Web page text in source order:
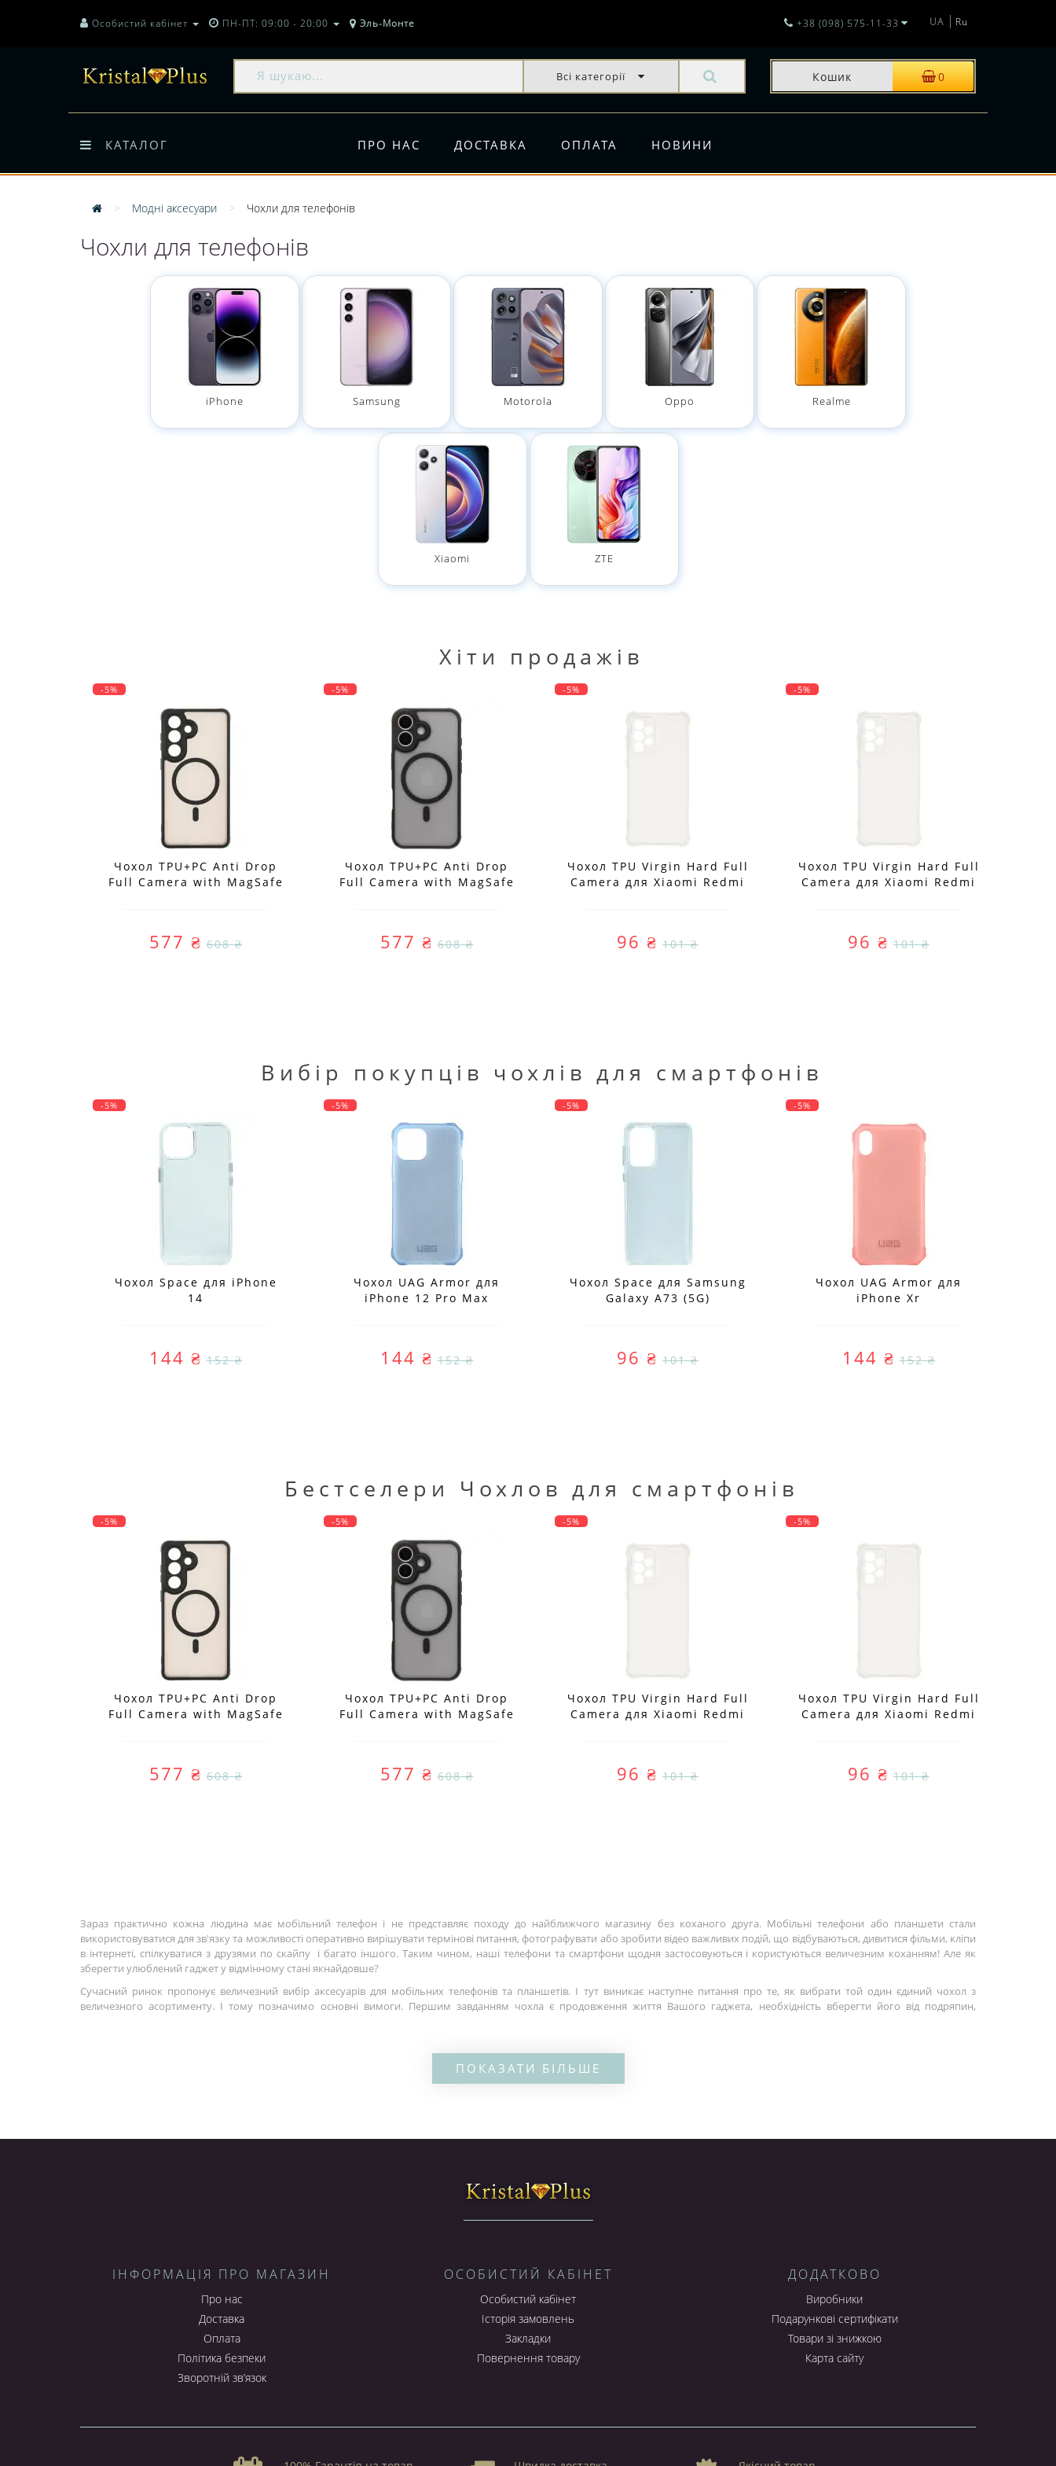
Особистий кабінет ПН-ПТ: 09:00 - 20:00 Эль-Монте +38 (098) 575-11-33 UA Ru
Всі категорії Кошик 0
КАТАЛОГ ПРО НАС ДОСТАВКА ОПЛАТА НОВИНИ
Модні аксесуари Чохли для телефонів
Чохли для телефонів
iPhone Samsung Motorola Oppo Realme
Xiaomi ZTE
Хіти продажів
-5%
Чохол TPU+PC Anti Drop
Full Camera with MagSafe
577 ₴ 608 ₴
-5%
Чохол TPU+PC Anti Drop
Full Camera with MagSafe
577 ₴ 608 ₴
-5%
Чохол TPU Virgin Hard Full
Camera для Xiaomi Redmi
96 ₴ 101 ₴
-5%
Чохол TPU Virgin Hard Full
Camera для Xiaomi Redmi
96 ₴ 101 ₴
Вибір покупців чохлів для смартфонів
-5%
Чохол Space для iPhone
14
144 ₴ 152 ₴
-5%
Чохол UAG Armor для
iPhone 12 Pro Max
144 ₴ 152 ₴
-5%
Чохол Space для Samsung
Galaxy A73 (5G)
96 ₴ 101 ₴
-5%
Чохол UAG Armor для
iPhone Xr
144 ₴ 152 ₴
Бестселери Чохлов для смартфонів
-5%
Чохол TPU+PC Anti Drop
Full Camera with MagSafe
577 ₴ 608 ₴
-5%
Чохол TPU+PC Anti Drop
Full Camera with MagSafe
577 ₴ 608 ₴
-5%
Чохол TPU Virgin Hard Full
Camera для Xiaomi Redmi
96 ₴ 101 ₴
-5%
Чохол TPU Virgin Hard Full
Camera для Xiaomi Redmi
96 ₴ 101 ₴
Зараз практично кожна людина має мобільний телефон і не представляє походу до найближчого магазину без коханого друга. Мобільні телефони або планшети стали
використовуватися для зв'язку та можливості оперативно вирішувати термінові питання, фотографувати або зробити відео важливих подій, що відбуваються, дивитися фільми, кліпи
в інтернеті, спілкуватися з друзями по скайпу і багато іншого. Таким чином, наші телефони та смартфони щодня застосовуються і користуються величезним коханням! Але як
зберегти улюблений гаджет у відмінному стані якнайдовше?
Сучасний ринок пропонує величезний вибір аксесуарів для мобільних телефонів та планшетів. І тут виникає наступне питання про те, як вибрати той один єдиний чохол з
величезного асортименту. І тому позначимо основні вимоги. Першим завданням чохла є продовження життя Вашого гаджета, необхідність вберегти його від подряпин,
, потрібно пам'ятати і те, щоб було зручно користуватися самим апаратом. Адже дуже легко в маніакальному пориві турботи
закрити мобілку з усіх боків і позбавити себе зручності користуватися нею. Існують такі різновиди чохлів:
Чохол-кейсзахищає задню поверхню телефону. Виготовляється зазвичай зі шкіри чи пластику.
Інтернет-магазин KristalPlus пропонує Вам чудовий вибір найрізноманітніших пластикових, шкіряних, силіконових та скловолоконних чохлів для захисту
мобільних телефонів та планшетів від кращих виробників у відмінній якості. У нас Ви знайдете найкращі варіанти аксесуарів, які дозволять зберегти зовнішній вигляд та
зв'яжіться з нами за телефонами: (048) 771-11-33; (098) 575-11-33; (099) 276-11-33, або оформіть замовлення online в інтернет-магазині KristalPlus. Ми постараємося у найкоротші
ПОКАЗАТИ БІЛЬШЕ
ІНФОРМАЦІЯ ПРО МАГАЗИН
Про нас
Доставка
Оплата
Політика безпеки
Зворотній зв’язок
ОСОБИСТИЙ КАБІНЕТ
Особистий кабінет
Історія замовлень
Закладки
Повернення товару
ДОДАТКОВО
Виробники
Подарункові сертифікати
Товари зі знижкою
Карта сайту